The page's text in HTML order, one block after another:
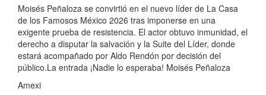
Moisés Peñaloza se convirtió en el nuevo líder de La Casa
de los Famosos México 2026 tras imponerse en una
exigente prueba de resistencia. El actor obtuvo inmunidad, el
derecho a disputar la salvación y la Suite del Líder, donde
estará acompañado por Aldo Rendón por decisión del
público.La entrada ¡Nadie lo esperaba! Moisés Peñaloza
Amexi